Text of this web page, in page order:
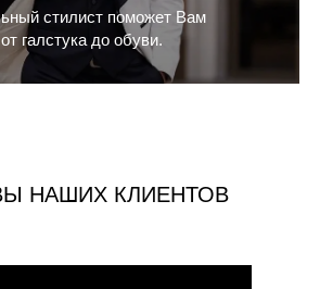
стилист поможет Вам
галстука до обуви.
НАШИХ КЛИЕНТОВ